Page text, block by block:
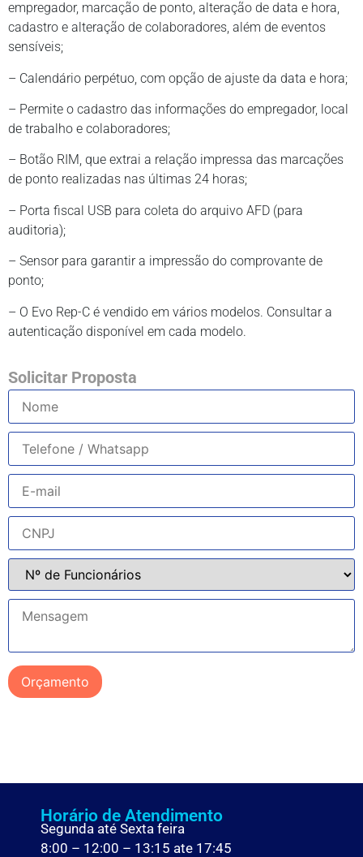
empregador, marcação de ponto, alteração de data e hora,
cadastro e alteração de colaboradores, além de eventos
sensíveis;
– Calendário perpétuo, com opção de ajuste da data e hora;
– Permite o cadastro das informações do empregador, local
de trabalho e colaboradores;
– Botão RIM, que extrai a relação impressa das marcações
de ponto realizadas nas últimas 24 horas;
– Porta fiscal USB para coleta do arquivo AFD (para
auditoria);
– Sensor para garantir a impressão do comprovante de
ponto;
– O Evo Rep-C é vendido em vários modelos. Consultar a
autenticação disponível em cada modelo.
Solicitar Proposta
Orçamento
Horário de Atendimento
Segunda até Sexta feira
8:00 – 12:00 – 13:15 ate 17:45